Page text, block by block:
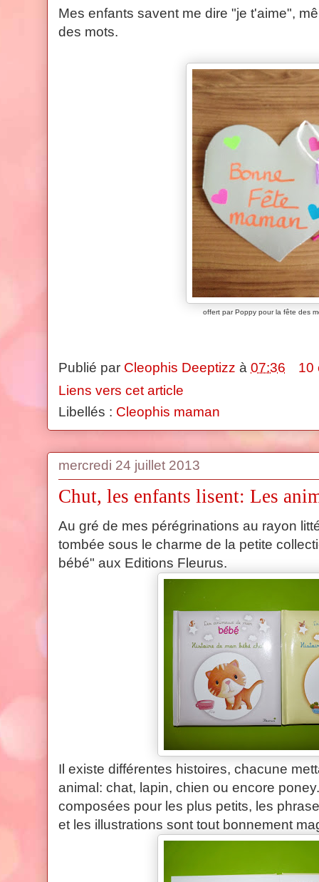
Mes enfants savent me dire "je t'aime",
des mots.
offert par Poppy pour la fête des
Publié par Cleophis Deeptizz à 07:36
10
Liens vers cet article
Libellés : Cleophis maman
mercredi 24 juillet 2013
Chut, les enfants lisent: Les
Au gré de mes pérégrinations au rayon
tombée sous le charme de la petite
bébé" aux Editions Fleurus.
Il existe différentes histoires, chacune
animal: chat, lapin, chien ou encore
composées pour les plus petits, les
et les illustrations sont tout bonnement